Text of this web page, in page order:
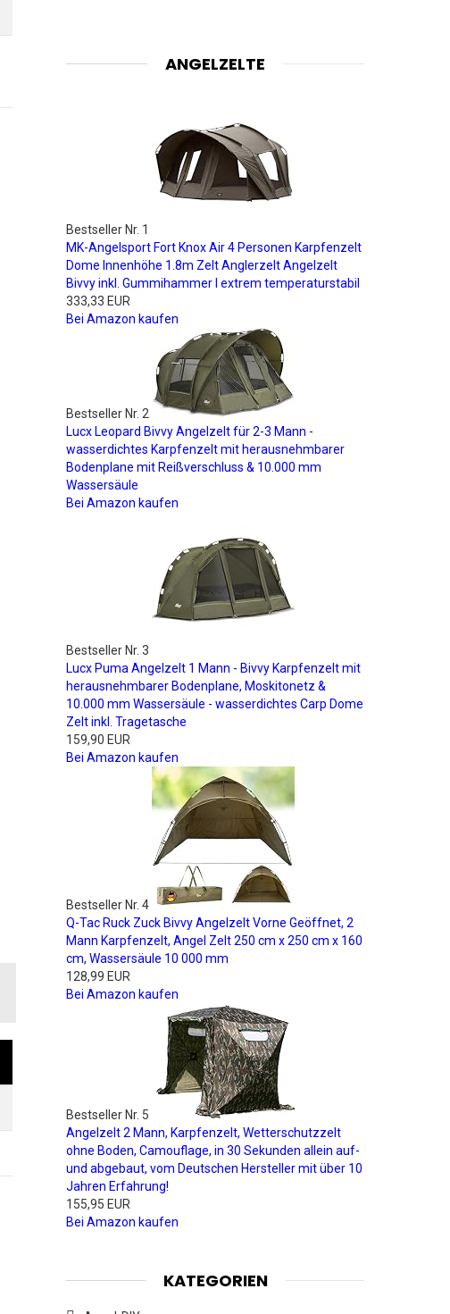
ANGELZELTE
Bestseller Nr. 1
MK-Angelsport Fort Knox Air 4 Personen Karpfenzelt
Dome Innenhöhe 1.8m Zelt Anglerzelt Angelzelt
Bivvy inkl. Gummihammer I extrem temperaturstabil
333,33 EUR
Bei Amazon kaufen
Bestseller Nr. 2
Lucx Leopard Bivvy Angelzelt für 2-3 Mann -
wasserdichtes Karpfenzelt mit herausnehmbarer
Bodenplane mit Reißverschluss & 10.000 mm
Wassersäule
Bei Amazon kaufen
Bestseller Nr. 3
Lucx Puma Angelzelt 1 Mann - Bivvy Karpfenzelt mit
herausnehmbarer Bodenplane, Moskitonetz &
10.000 mm Wassersäule - wasserdichtes Carp Dome
Zelt inkl. Tragetasche
159,90 EUR
Bei Amazon kaufen
Bestseller Nr. 4
Q-Tac Ruck Zuck Bivvy Angelzelt Vorne Geöffnet, 2
Mann Karpfenzelt, Angel Zelt 250 cm x 250 cm x 160
cm, Wassersäule 10 000 mm
128,99 EUR
Bei Amazon kaufen
Bestseller Nr. 5
Angelzelt 2 Mann, Karpfenzelt, Wetterschutzzelt
ohne Boden, Camouflage, in 30 Sekunden allein auf-
und abgebaut, vom Deutschen Hersteller mit über 10
Jahren Erfahrung!
155,95 EUR
Bei Amazon kaufen
KATEGORIEN